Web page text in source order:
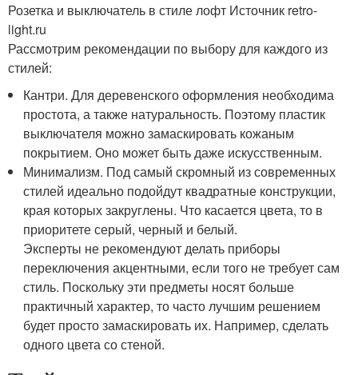
Розетка и выключатель в стиле лофт Источник retro-
light.ru
Рассмотрим рекомендации по выбору для каждого из
стилей:
Кантри. Для деревенского оформления необходима
простота, а также натуральность. Поэтому пластик
выключателя можно замаскировать кожаным
покрытием. Оно может быть даже искусственным.
Минимализм. Под самый скромный из современных
стилей идеально подойдут квадратные конструкции,
края которых закруглены. Что касается цвета, то в
приоритете серый, черный и белый.
Эксперты не рекомендуют делать приборы
переключения акцентными, если того не требует сам
стиль. Поскольку эти предметы носят больше
практичный характер, то часто лучшим решением
будет просто замаскировать их. Например, сделать
одного цвета со стеной.